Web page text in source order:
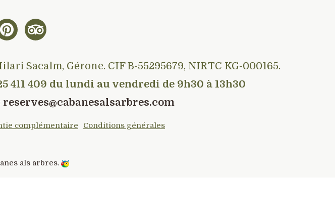
Sacalm, Gérone. CIF B-55295679, NIRTC KG-000165.
411 409 du lundi au vendredi de 9h30 à 13h30
reserves@cabanesalsarbres.com
complémentaire Conditions générales
als arbres.